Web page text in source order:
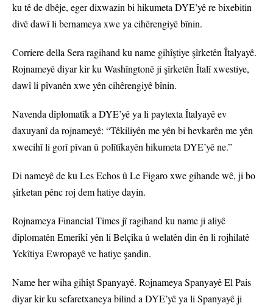
ku tê de dbêje, eger dixwazin bi hikumeta DYE’yê re bixebitin
divê dawî li bernameya xwe ya cihêrengiyê bînin.
Corriere della Sera ragihand ku name gihîştiye şîrketên Îtalyayê.
Rojnameyê diyar kir ku Washîngtonê ji şîrketên Îtalî xwestiye,
dawî li pîvanên xwe yên cihêrengiyê bînin.
Navenda dîplomatîk a DYE’yê ya li paytexta Îtalyayê ev
daxuyanî da rojnameyê: “Têkiliyên me yên bi hevkarên me yên
xwecihî li gorî pîvan û polîtîkayên hikumeta DYE’yê ne.”
Di nameyê de ku Les Echos û Le Figaro xwe gihande wê, ji bo
şîrketan pênc roj dem hatiye dayin.
Rojnameya Financial Times jî ragihand ku name ji aliyê
dîplomatên Emerîkî yên li Belçîka û welatên din ên li rojhilatê
Yekîtiya Ewropayê ve hatiye şandin.
Name her wiha gihîşt Spanyayê. Rojnameya Spanyayê El Pais
diyar kir ku sefaretxaneya bilind a DYE’yê ya li Spanyayê ji